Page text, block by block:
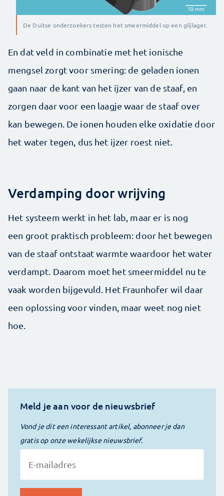
De Duitse onderzoekers testen het smeermiddel op een glijlager.
En dat veld in combinatie met het ionische
mengsel zorgt voor smering: de geladen ionen
gaan naar de kant van het ijzer van de staaf, en
zorgen daar voor een laagje waar de staaf over
kan bewegen. De ionen houden elke oxidatie door
het water tegen, dus het ijzer roest niet.
Verdamping door wrijving
Het systeem werkt in het lab, maar er is nog
een groot praktisch probleem: door het bewegen
van de staaf ontstaat warmte waardoor het water
verdampt. Daarom moet het smeermiddel nu te
vaak worden bijgevuld. Het Fraunhofer wil daar
een oplossing voor vinden, maar weet nog niet
hoe.
Meld je aan voor de nieuwsbrief
Vond je dit een interessant artikel, abonneer je dan
gratis op onze wekelijkse nieuwsbrief.